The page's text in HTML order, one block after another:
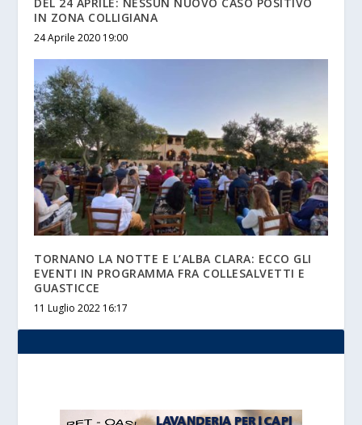
IN ZONA COLLIGIANA
24 Aprile 2020 19:00
TORNANO LA NOTTE E L’ALBA CLARA: ECCO GLI
EVENTI IN PROGRAMMA FRA COLLESALVETTI E
GUASTICCE
11 Luglio 2022 16:17